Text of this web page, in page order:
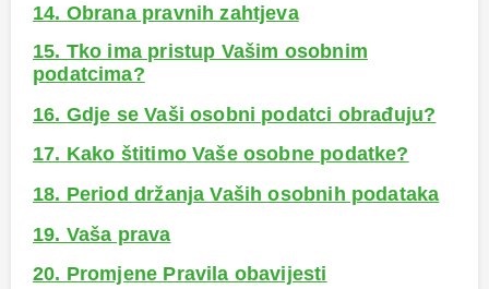
14. Obrana pravnih zahtjeva
15. Tko ima pristup Vašim osobnim
podatcima?
16. Gdje se Vaši osobni podatci obrađuju?
17. Kako štitimo Vaše osobne podatke?
18. Period držanja Vaših osobnih podataka
19. Vaša prava
20. Promjene Pravila obavijesti